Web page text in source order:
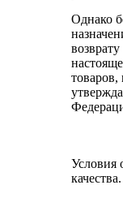
Однако
Условия
качества.